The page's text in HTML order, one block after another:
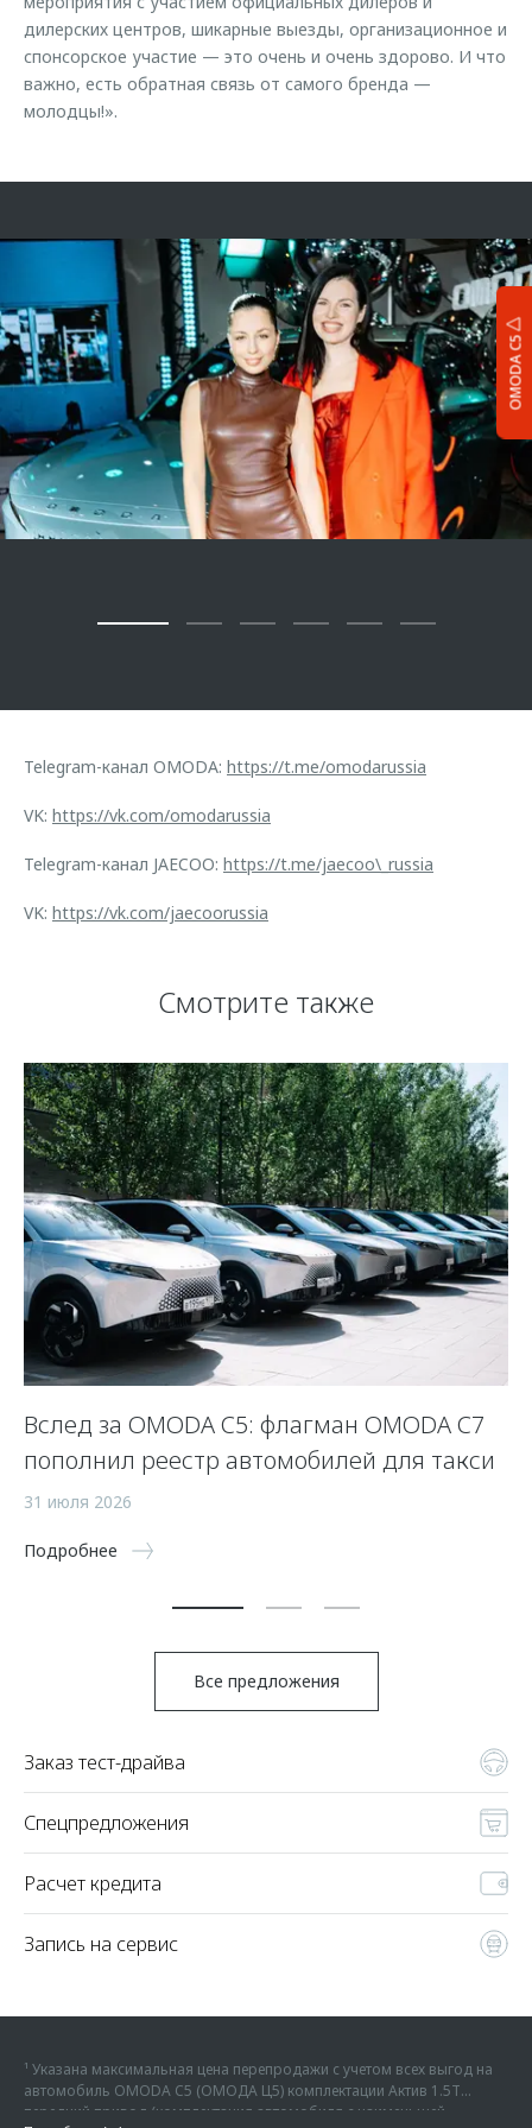
OMODA C5
дилерских центров, шикарные выезды, организационное и
спонсорское участие — это очень и очень здорово. И что
важно, есть обратная связь от самого бренда —
молодцы!».
Telegram-канал OMODA: https://t.me/omodarussia
VK: https://vk.com/omodarussia
Telegram-канал JAECOO: https://t.me/jaecoo\_russia
VK: https://vk.com/jaecoorussia
Смотрите также
Вслед за OMODA C5: флагман OMODA C7
пополнил реестр автомобилей для такси
31 июля 2026
Подробнее
Все предложения
Заказ тест-драйва
Спецпредложения
Расчет кредита
Запись на сервис
¹ Указана максимальная цена перепродажи с учетом всех выгод на
автомобиль OMODA C5 (ОМОДА Ц5) комплектации Актив 1.5Т
передний привод (комплектация автомобиля с наименьшей